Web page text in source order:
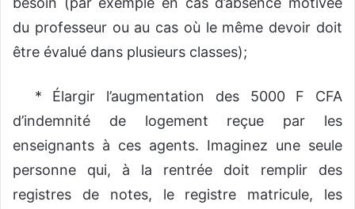
du professeur ou au cas où le même devoir doit
être évalué dans plusieurs classes);
* Élargir l’augmentation des 5000 F CFA
d’indemnité de logement reçue par les
enseignants à ces agents. Imaginez une seule
personne qui, à la rentrée doit remplir des
registres de notes, le registre matricule, les